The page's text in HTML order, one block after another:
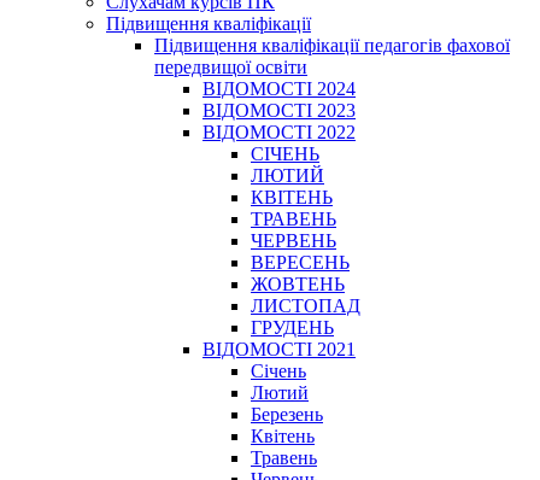
Підвищення кваліфікації
Підвищення кваліфікації педагогів фахової
передвищої освіти
ВІДОМОСТІ 2024
ВІДОМОСТІ 2023
ВІДОМОСТІ 2022
СІЧЕНЬ
ЛЮТИЙ
КВІТЕНЬ
ТРАВЕНЬ
ЧЕРВЕНЬ
ВЕРЕСЕНЬ
ЖОВТЕНЬ
ЛИСТОПАД
ГРУДЕНЬ
ВІДОМОСТІ 2021
Січень
Лютий
Березень
Квітень
Травень